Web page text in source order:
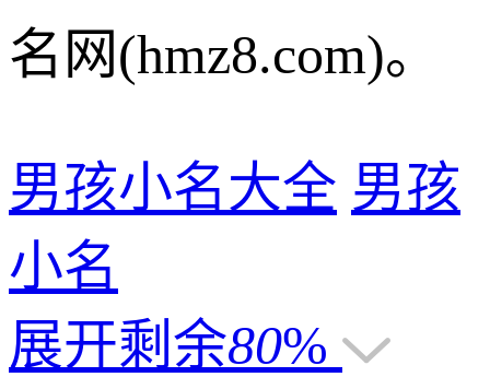
名网(hmz8.com)。
男孩小名大全 男孩
小名
展开剩余80%